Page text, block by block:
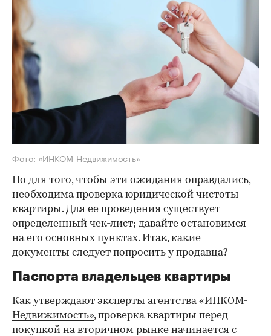
Фото: «ИНКОМ-Недвижимость»
Но для того, чтобы эти ожидания оправдались,
необходима проверка юридической чистоты
квартиры. Для ее проведения существует
определенный чек-лист; давайте остановимся
на его основных пунктах. Итак, какие
документы следует попросить у продавца?
Паспорта владельцев квартиры
Как утверждают эксперты агентства«ИНКОМ-
Недвижимость», проверка квартиры перед
покупкой на вторичном рынке начинается с